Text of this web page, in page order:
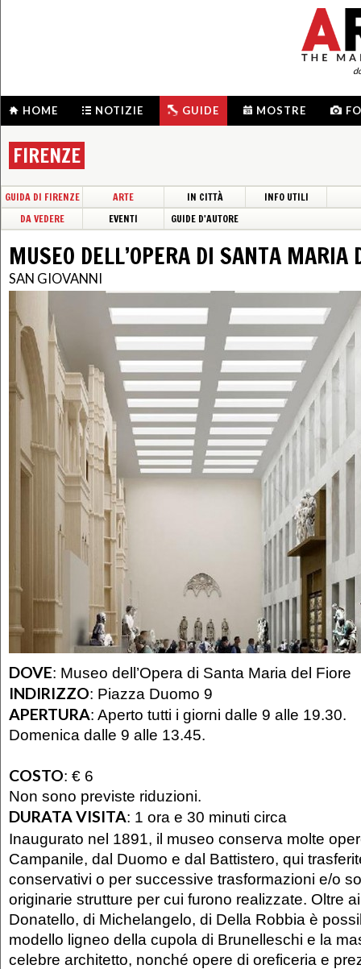
HOME NOTIZIE GUIDE MOSTRE
FIRENZE
GUIDA DI FIRENZE ARTE IN CITTÀ
INFO UTILI
DA VEDERE
EVENTI GUIDE D'AUTORE
MUSEO DELL’OPERA DI SANTA MARIA
SAN GIOVANNI
DOVE: Museo dell’Opera di Santa Maria del Fiore
INDIRIZZO: Piazza Duomo 9
APERTURA: Aperto tutti i giorni dalle 9 alle 19.30.
Domenica dalle 9 alle 13.45.
COSTO: € 6
Non sono previste riduzioni.
DURATA VISITA: 1 ora e 30 minuti circa
Inaugurato nel 1891, il museo conserva molte
Campanile, dal Duomo e dal Battistero, qui
conservativi o per successive trasformazioni e/o
originarie strutture per cui furono realizzate. Oltre
Donatello, di Michelangelo, di Della Robbia è
modello ligneo della cupola di Brunelleschi e la
celebre architetto, nonché opere di oreficeria e